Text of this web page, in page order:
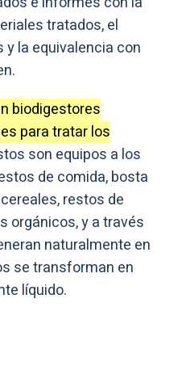
tratados, el
la equivalencia con
biodigestores
para tratar los
son equipos a los
de comida, bosta
restos de
orgánicos, y a través
naturalmente en
se transforman en
líquido.